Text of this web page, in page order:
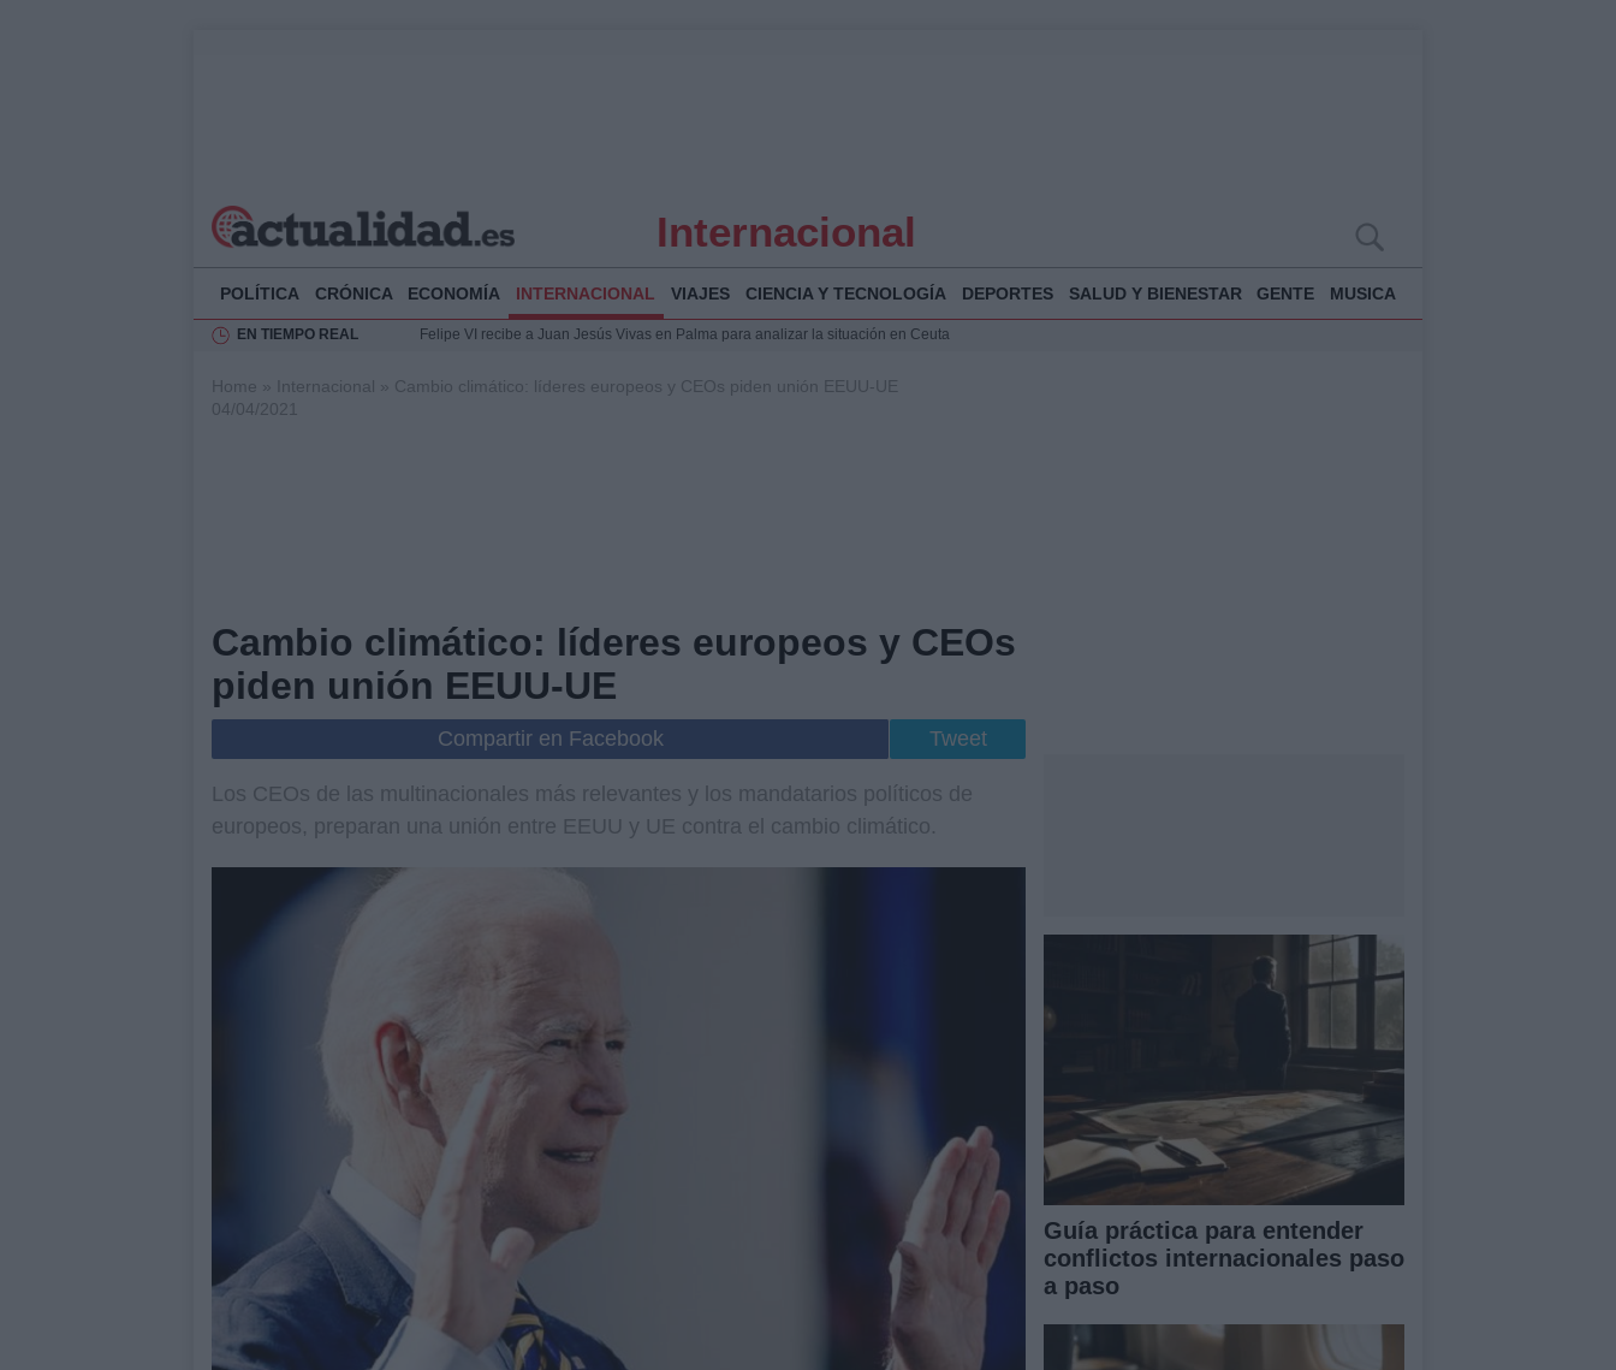
Internacional
POLÍTICA CRÓNICA ECONOMÍA INTERNACIONAL VIAJES CIENCIA Y TECNOLOGÍA DEPORTES SALUD Y BIENESTAR GENTE MUSICA
EN TIEMPO REAL
Felipe VI recibe a Juan Jesús Vivas en Palma para analizar la situación en Ceuta
Impacto económico y humanitario en Ceuta tras la llegada masiva de migrantes
Home » Internacional » Cambio climático: líderes europeos y CEOs piden unión EEUU-UE
04/04/2021
Cambio climático: líderes europeos y CEOs
piden unión EEUU-UE
Compartir en Facebook Tweet
Los CEOs de las multinacionales más relevantes y los mandatarios políticos de
europeos, preparan una unión entre EEUU y UE contra el cambio climático.
Guía práctica para entender
conflictos internacionales paso
a paso